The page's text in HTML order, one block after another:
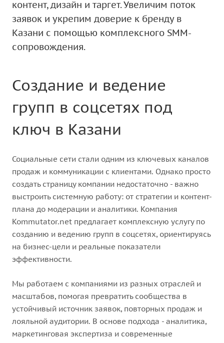
контент, дизайн и таргет. Увеличим поток
заявок и укрепим доверие к бренду в
Казани с помощью комплексного SMM-
сопровождения.
Создание и ведение
групп в соцсетях под
ключ в Казани
Социальные сети стали одним из ключевых каналов
продаж и коммуникации с клиентами. Однако просто
создать страницу компании недостаточно - важно
выстроить системную работу: от стратегии и контент-
плана до модерации и аналитики. Компания
Kommutator.net предлагает комплексную услугу по
созданию и ведению групп в соцсетях, ориентируясь
на бизнес-цели и реальные показатели
эффективности.
Мы работаем с компаниями из разных отраслей и
масштабов, помогая превратить сообщества в
устойчивый источник заявок, повторных продаж и
лояльной аудитории. В основе подхода - аналитика,
маркетинговая экспертиза и современные